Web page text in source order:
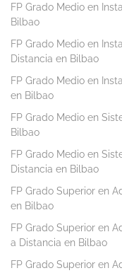
FP Grado Medio en
Bilbao
FP Grado Medio en
Distancia en Bilbao
FP Grado Medio en
en Bilbao
FP Grado Medio en
Bilbao
FP Grado Medio en
Distancia en Bilbao
FP Grado Superior en
en Bilbao
FP Grado Superior en
a Distancia en Bilbao
FP Grado Superior en